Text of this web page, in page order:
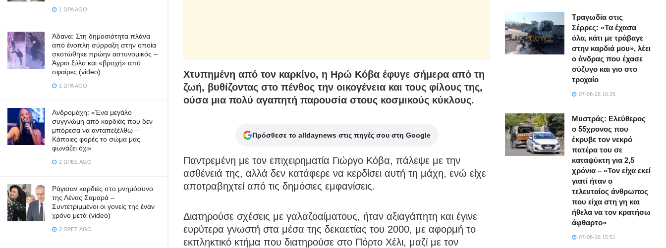
1 ΏΡΑ AGO
Άδανα: Στη δημοσιότητα πλάνα
από ένοπλη σύρραξη στην οποία
σκοτώθηκε πρώην αστυνομικός –
Άγριο ξύλο και «βροχή» από
σφαίρες (video)
1 ΏΡΑ AGO
Ανδρομάχη: «Ένα μεγάλο
συγγνώμη από καρδιάς που δεν
μπόρεσα να ανταπεξέλθω –
Κάποιες φορές το σώμα μας
φωνάζει όχι»
2 ΏΡΕΣ AGO
Ράγισαν καρδιές στο μνημόσυνο
της Λένας Σαμαρά –
Συντετριμμένοι οι γονείς της έναν
χρόνο μετά (video)
2 ΏΡΕΣ AGO
Χτυπημένη από τον καρκίνο, η Ηρώ Κόβα έφυγε σήμερα από τη
ζωή, βυθίζοντας στο πένθος την οικογένεια και τους φίλους της,
ούσα μια πολύ αγαπητή παρουσία στους κοσμικούς κύκλους.
Πρόσθεσε το alldaynews στις πηγές σου στη Google
Παντρεμένη με τον επιχειρηματία Γιώργο Κόβα, πάλεψε με την
ασθένειά της, αλλά δεν κατάφερε να κερδίσει αυτή τη μάχη, ενώ είχε
αποτραβηχτεί από τις δημόσιες εμφανίσεις.
Διατηρούσε σχέσεις με γαλαζοαίματους, ήταν αξιαγάπητη και έγινε
ευρύτερα γνωστή στα μέσα της δεκαετίας του 2000, με αφορμή το
εκπληκτικό κτήμα που διατηρούσε στο Πόρτο Χέλι, μαζί με τον
Τραγωδία στις
Σέρρες: «Τα έχασα
όλα, κάτι με τράβαγε
στην καρδιά μου», λέει
ο άνδρας που έχασε
σύζυγο και γιο στο
τροχαίο
07-08-26 16:25
Μυστράς: Ελεύθερος
ο 55χρονος που
έκρυβε τον νεκρό
πατέρα του σε
καταψύκτη για 2,5
χρόνια – «Τον είχα εκεί
γιατί ήταν ο
τελευταίος άνθρωπος
που είχα στη γη και
ήθελα να τον κρατήσω
άφθαρτο»
07-08-26 15:51